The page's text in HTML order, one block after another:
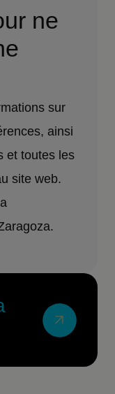
ne
sur
ainsi
et toutes les
site web.